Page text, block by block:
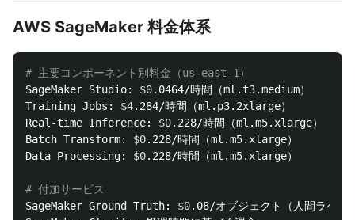
AWS SageMaker 料金体系
# 主要コンポーネント別料金（us-east-1）
SageMaker Studio: $0.0464/時間（ml.t3.medium）
Training Jobs: $4.284/時間（ml.p3.2xlarge）
Real-time Inference: $0.228/時間（ml.m5.xlarge）
Batch Transform: $0.228/時間（ml.m5.xlarge）
Data Processing: $0.228/時間（ml.m5.xlarge）
# 付加サービス
SageMaker Ground Truth: $0.08/オブジェクト（人間ラベラ